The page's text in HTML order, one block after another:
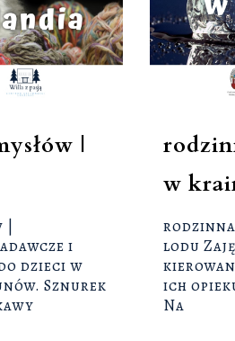
|
i
dzieci w
Sznurek
w
lodu
ich
Na